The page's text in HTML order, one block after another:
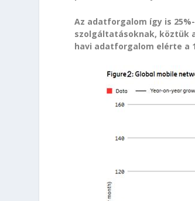
Az adatforgalom így is
szolgáltatásoknak, köztük
havi adatforgalom elérte a